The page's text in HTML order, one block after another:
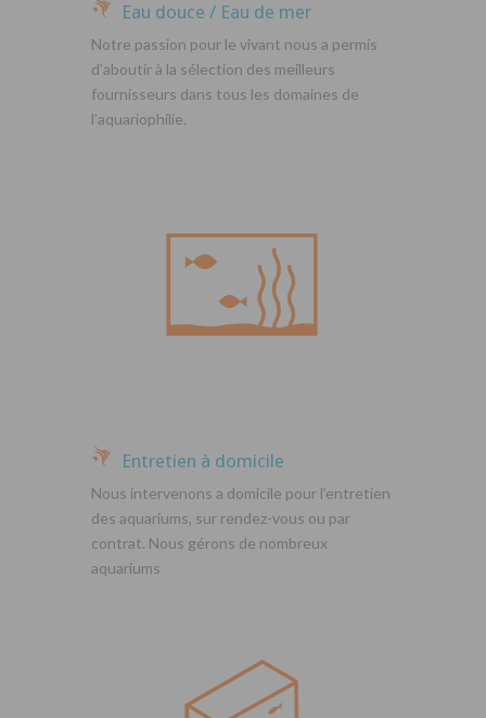
Eau douce / Eau de mer
Notre passion pour le vivant nous a permis
d’aboutir à la sélection des meilleurs
fournisseurs dans tous les domaines de
l’aquariophilie.
Entretien à domicile
Nous intervenons a domicile pour l’entretien
des aquariums, sur rendez-vous ou par
contrat. Nous gérons de nombreux
aquariums